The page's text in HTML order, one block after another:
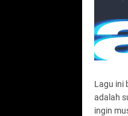
Lagu ini
adalah
ingin